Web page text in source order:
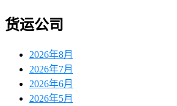
货运公司
2026年8月
2026年7月
2026年6月
2026年5月